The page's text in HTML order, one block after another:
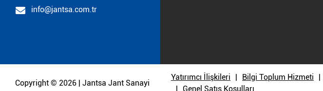
info@jantsa.com.tr
Copyright © 2026 | Jantsa Jant Sanayi
Yatırımcı İlişkileri Bilgi Toplum Hizmeti
Genel Satış Koşulları